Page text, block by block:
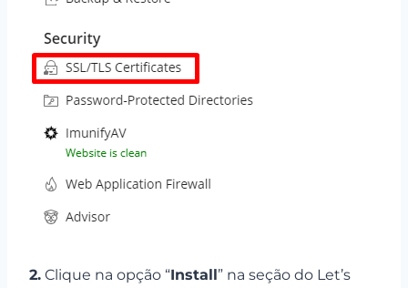
2. Clique na opção “Install” na seção do Let’s